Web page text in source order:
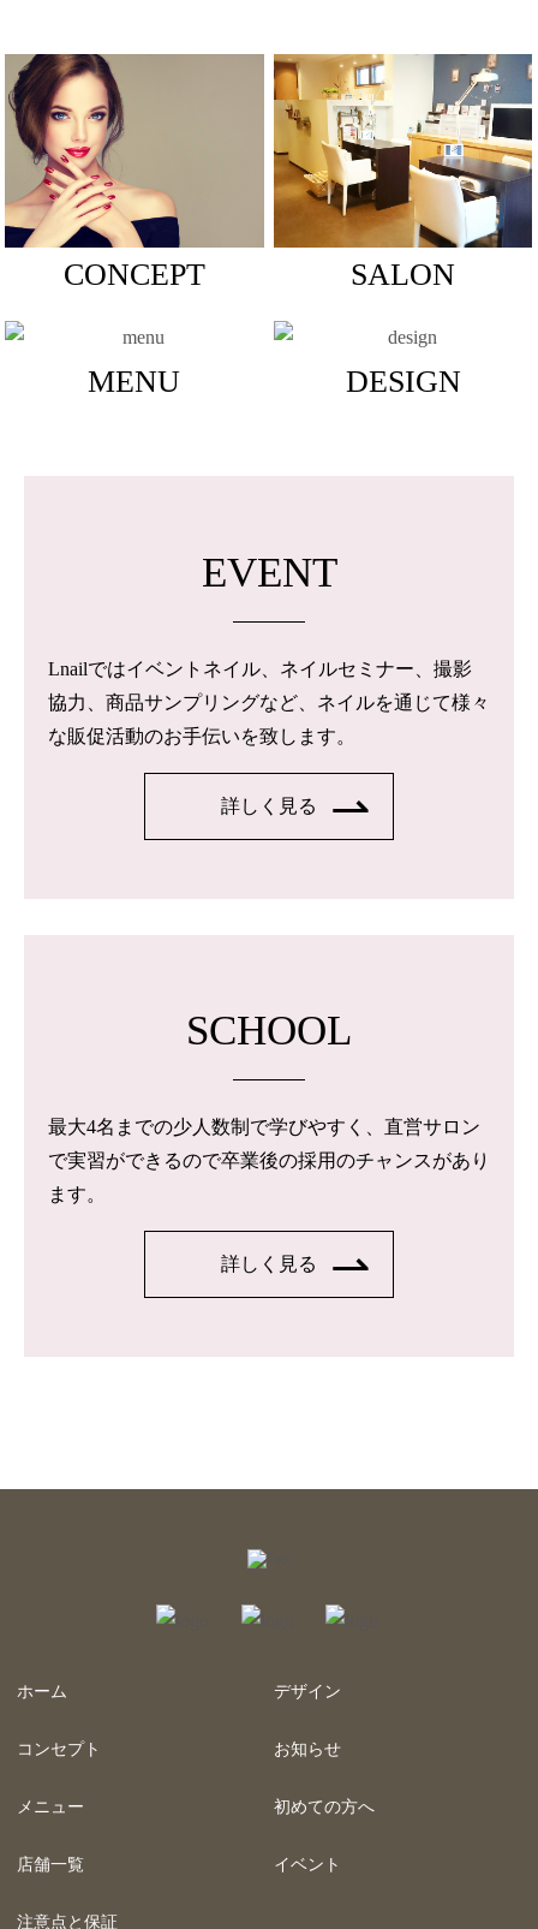
CONCEPT SALON
MENU DESIGN
EVENT
Lnailではイベントネイル、ネイルセミナー、撮影
協力、商品サンプリングなど、ネイルを通じて様々
な販促活動のお手伝いを致します。
詳しく見る
SCHOOL
最大4名までの少人数制で学びやすく、直営サロン
で実習ができるので卒業後の採用のチャンスがあり
ます。
詳しく見る
ホーム
コンセプト
メニュー
店舗一覧
注意点と保証
デザイン
お知らせ
初めての方へ
イベント